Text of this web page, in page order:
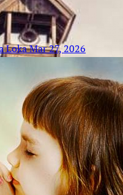
LokaMar 27, 2026